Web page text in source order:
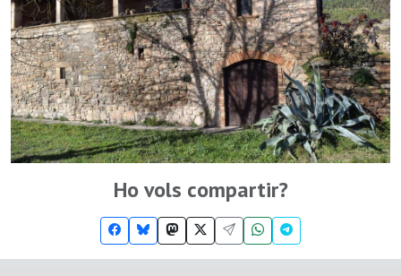
Ho vols compartir?